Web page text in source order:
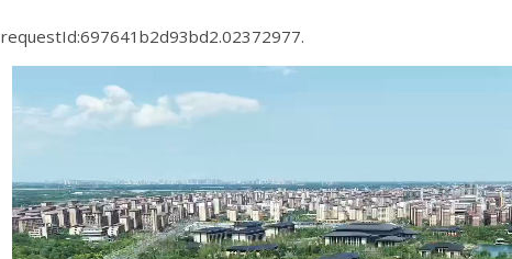
requestId:697641b2d93bd2.02372977.